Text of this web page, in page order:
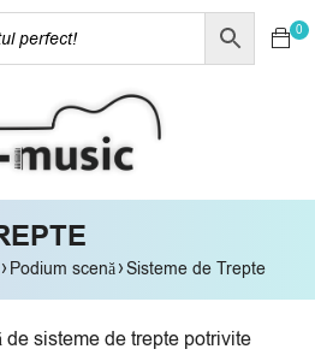
0
› Podium scenă›Sisteme de Trepte
sisteme de trepte potrivite